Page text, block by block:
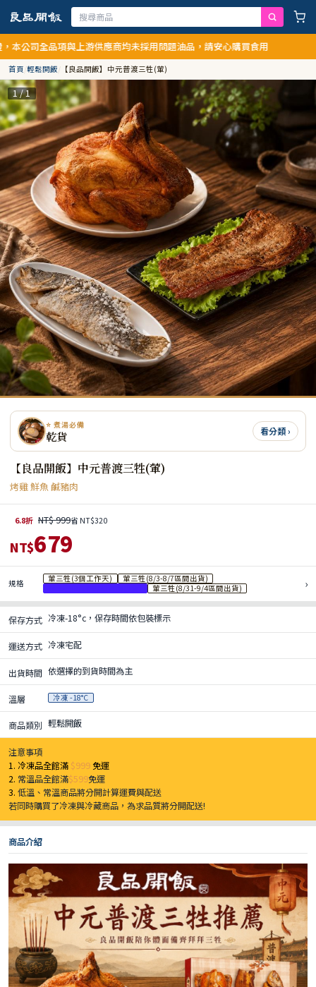
品項與上游供應商均未採用問題油品，請安心購買食用
首頁/輕鬆開飯/ 【良品開飯】中元普渡三牲(葷)
1 / 1
⭐ 煮湯必備
乾貨 看分類 ›
【良品開飯】中元普渡三牲(葷)
烤雞 鮮魚 鹹豬肉
6.8折 NT$ 999省 NT$320
NT$679
規格 葷三牲(3個工作天)
葷三牲(8/3-8/7區間出貨)
葷三牲(8/31-9/4區間出貨) ›
保存方式 冷凍-18°c，保存時間依包裝標示
運送方式 冷凍宅配
出貨時間 依選擇的到貨時間為主
溫層 冷凍 -18°C
商品類別 輕鬆開飯
注意事項
1. 冷凍品全館滿 $999免運
2. 常溫品全館滿$599免運
3.低溫、常溫商品將分開計算運費與配送
若同時購買了冷凍與冷藏商品，為求品質將分開配送!
商品介紹